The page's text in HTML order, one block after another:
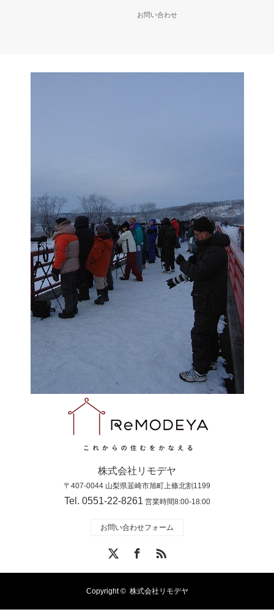
お問い合わせ
株式会社リモデヤ
〒407-0044 山梨県韮崎市旭町上條北割1199
Tel. 0551-22-8261営業時間8:00-18:00
お問い合わせフォーム
RSS
Copyright © 株式会社リモデヤ